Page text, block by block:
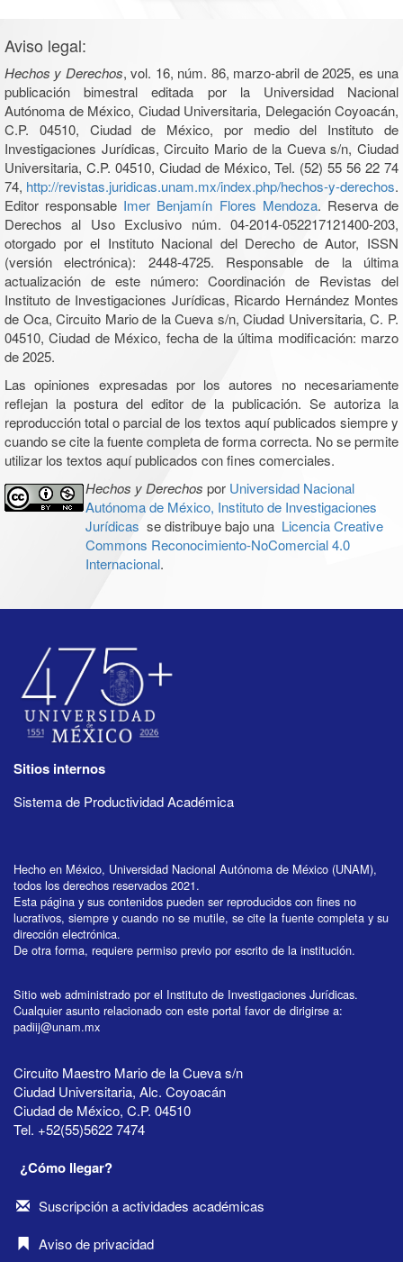
Aviso legal:
Hechos y Derechos, vol. 16, núm. 86, marzo-abril de 2025, es una
publicación bimestral editada por la Universidad Nacional
Autónoma de México, Ciudad Universitaria, Delegación Coyoacán,
C.P. 04510, Ciudad de México, por medio del Instituto de
Investigaciones Jurídicas, Circuito Mario de la Cueva s/n, Ciudad
Universitaria, C.P. 04510, Ciudad de México, Tel. (52) 55 56 22 74
74, http://revistas.juridicas.unam.mx/index.php/hechos-y-derechos.
Editor responsable Imer Benjamín Flores Mendoza. Reserva de
Derechos al Uso Exclusivo núm. 04-2014-052217121400-203,
otorgado por el Instituto Nacional del Derecho de Autor, ISSN
(versión electrónica): 2448-4725. Responsable de la última
actualización de este número: Coordinación de Revistas del
Instituto de Investigaciones Jurídicas, Ricardo Hernández Montes
de Oca, Circuito Mario de la Cueva s/n, Ciudad Universitaria, C. P.
04510, Ciudad de México, fecha de la última modificación: marzo
de 2025.
Las opiniones expresadas por los autores no necesariamente
reflejan la postura del editor de la publicación. Se autoriza la
reproducción total o parcial de los textos aquí publicados siempre y
cuando se cite la fuente completa de forma correcta. No se permite
utilizar los textos aquí publicados con fines comerciales.
Hechos y Derechos por Universidad Nacional
Autónoma de México, Instituto de Investigaciones
Jurídicas se distribuye bajo una Licencia Creative
Commons Reconocimiento-NoComercial 4.0
Internacional.
Sitios internos
Sistema de Productividad Académica
Hecho en México, Universidad Nacional Autónoma de México (UNAM),
todos los derechos reservados 2021.
Esta página y sus contenidos pueden ser reproducidos con fines no
lucrativos, siempre y cuando no se mutile, se cite la fuente completa y su
dirección electrónica.
De otra forma, requiere permiso previo por escrito de la institución.
Sitio web administrado por el Instituto de Investigaciones Jurídicas.
Cualquier asunto relacionado con este portal favor de dirigirse a:
padiij@unam.mx
Circuito Maestro Mario de la Cueva s/n
Ciudad Universitaria, Alc. Coyoacán
Ciudad de México, C.P. 04510
Tel. +52(55)5622 7474
¿Cómo llegar?
Suscripción a actividades académicas
Aviso de privacidad